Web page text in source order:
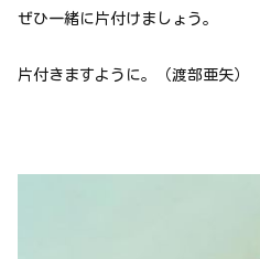
ぜひ一緒に片付けましょう。
片付きますように。（渡部亜矢）